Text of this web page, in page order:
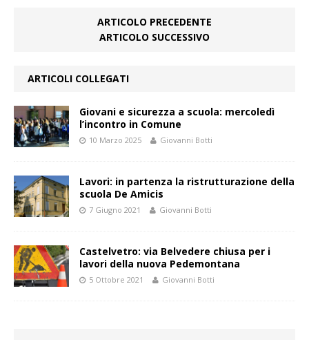
ARTICOLO PRECEDENTE
ARTICOLO SUCCESSIVO
ARTICOLI COLLEGATI
Giovani e sicurezza a scuola: mercoledì
l’incontro in Comune
10 Marzo 2025 Giovanni Botti
Lavori: in partenza la ristrutturazione della
scuola De Amicis
7 Giugno 2021 Giovanni Botti
Castelvetro: via Belvedere chiusa per i
lavori della nuova Pedemontana
5 Ottobre 2021 Giovanni Botti